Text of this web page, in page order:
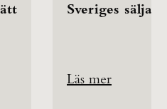
Sveriges säljare
Läs mer